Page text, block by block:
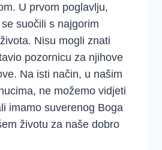
U prvom poglavlju,
suočili s najgorim
Nisu mogli znati
pozornicu za njihove
Na isti način, u našim
ne možemo vidjeti
imamo suverenog Boga
životu za naše dobro